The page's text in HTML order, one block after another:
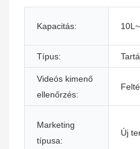
Kapacitás:
Típus:
Videós kimenő
ellenőrzés:
Marketing
típusa:
Új